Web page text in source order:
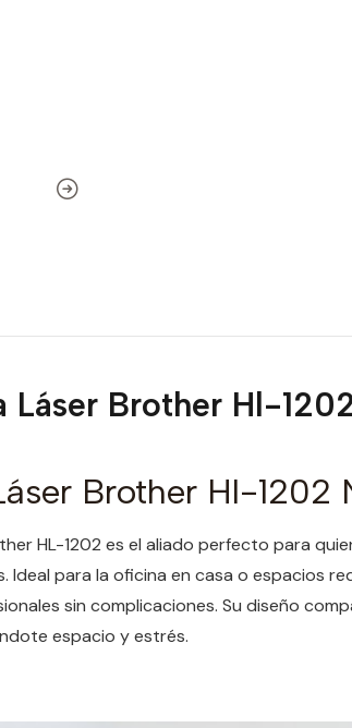
Láser Brother Hl-
Brother Hl-1202
HL-1202 es el aliado perfecto para
Ideal para la oficina en casa o espacios
sin complicaciones. Su diseño
espacio y estrés.